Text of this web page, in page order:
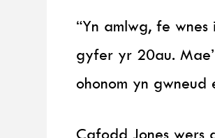
“Yn amlwg, fe
gyfer yr 20au.
ohonom yn
Cafodd Jones